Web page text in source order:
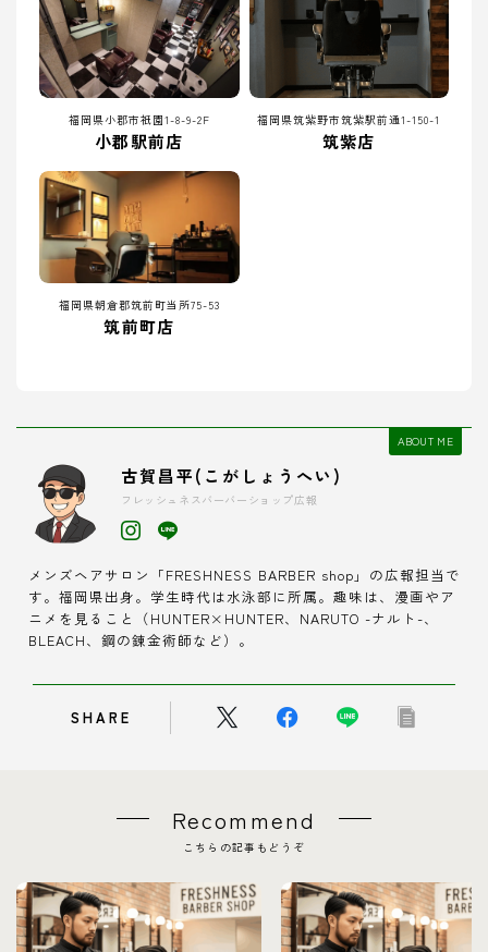
福岡県小郡市祇園1-8-9-2F
小郡駅前店
福岡県筑紫野市筑紫駅前通1-150-1
筑紫店
福岡県朝倉郡筑前町当所75-53
筑前町店
ABOUT ME
古賀昌平(こがしょうへい)
フレッシュネスバーバーショップ広報
メンズヘアサロン「FRESHNESS BARBER shop」の広報担当で
す。福岡県出身。学生時代は水泳部に所属。趣味は、漫画やア
ニメを見ること（HUNTER×HUNTER、NARUTO -ナルト-、
BLEACH、鋼の錬金術師など）。
SHARE
Recommend
こちらの記事もどうぞ